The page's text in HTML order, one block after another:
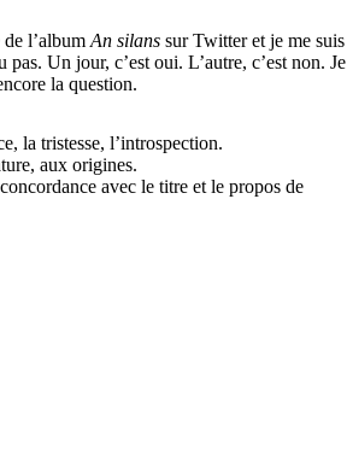
de l’albumAn silans sur Twitter et je me suis
pas. Un jour, c’est oui. L’autre, c’est non. Je
la question.
la tristesse, l’introspection.
aux origines.
avec le titre et le propos de